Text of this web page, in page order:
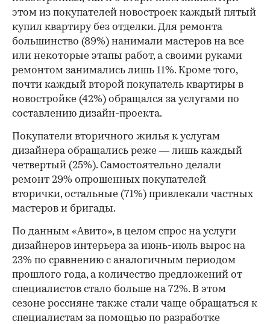
этом из покупателей новостроек каждый пятый
купил квартиру без отделки. Для ремонта
большинство (89%) нанимали мастеров на все
или некоторые этапы работ, а своими руками
ремонтом занимались лишь 11%. Кроме того,
почти каждый второй покупатель квартиры в
новостройке (42%) обращался за услугами по
составлению дизайн-проекта.
Покупатели вторичного жилья к услугам
дизайнера обращались реже — лишь каждый
четвертый (25%). Самостоятельно делали
ремонт 29% опрошенных покупателей
вторички, остальные (71%) привлекали частных
мастеров и бригады.
По данным «Авито», в целом спрос на услуги
дизайнеров интерьера за июнь-июль вырос на
23% по сравнению с аналогичным периодом
прошлого года, а количество предложений от
специалистов стало больше на 72%. В этом
сезоне россияне также стали чаще обращаться к
специалистам за помощью по разработке